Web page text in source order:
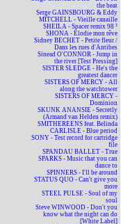
the beat
Serge GAINSBOURG & Eddy
MITCHELL - Vieille canaille
SHEILA - Spacer remix 98 ²
SHONA - Elodie mon rêve
Sidney BECHET - Petite fleur /
Dans les rues d'Antibes
Sinead O'CONNOR - Jump in
the river [Test Pressing]
SISTER SLEDGE - He's the
greatest dancer
SISTERS OF MERCY - All
along the watchtower
SISTERS OF MERCY -
Dominion
SKUNK ANANSIE - Secretly
(Armand van Helden remix)
SMITHEREENS feat. Belinda
CARLISLE - Blue period
SONY - Test record for cartridge
file
SPANDAU BALLET - True
SPARKS - Music that you can
dance to
SPINNERS - I'll be around
STATUS QUO - Can't give you
more
STEEL PULSE - Soul of my
soul
Steve WINWOOD - Don't you
know what the night can do
[White Label]